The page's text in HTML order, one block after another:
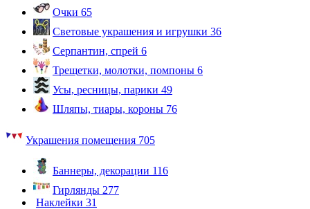
Очки 65
Световые украшения и игрушки 36
Серпантин, спрей 6
Трещетки, молотки, помпоны 6
Усы, ресницы, парики 49
Шляпы, тиары, короны 76
Украшения помещения 705
Баннеры, декорации 116
Гирлянды 277
Наклейки 31